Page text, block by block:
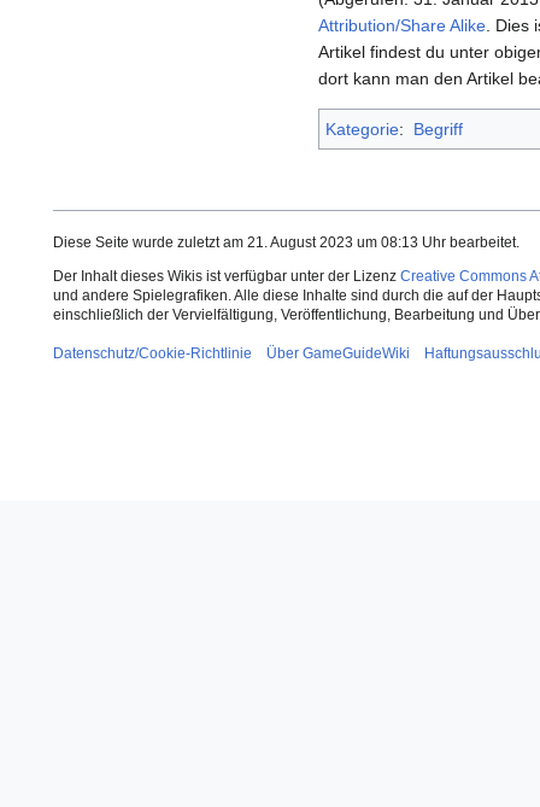
Attribution/Share Alike .
Artikel findest du unter
dort kann man den Artikel
Kategorie: Begriff
Diese Seite wurde zuletzt am 21. August 2023 um 08:13 Uhr bearbeitet.
Der Inhalt dieses Wikis ist verfügbar unter der Lizenz Creative Commons
und andere Spielegrafiken. Alle diese Inhalte sind durch die auf der
einschließlich der Vervielfältigung, Veröffentlichung, Bearbeitung und
Datenschutz/Cookie-Richtlinie Über GameGuideWiki